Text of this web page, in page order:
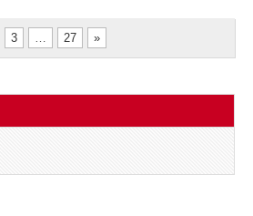
3 … 27 »